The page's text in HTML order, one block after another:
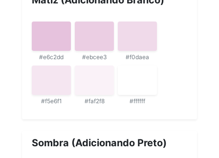
#e6c2dd #ebcee3 #f0daea
#f5e6f1 #faf2f8 #ffffff
Sombra (Adicionando Preto)